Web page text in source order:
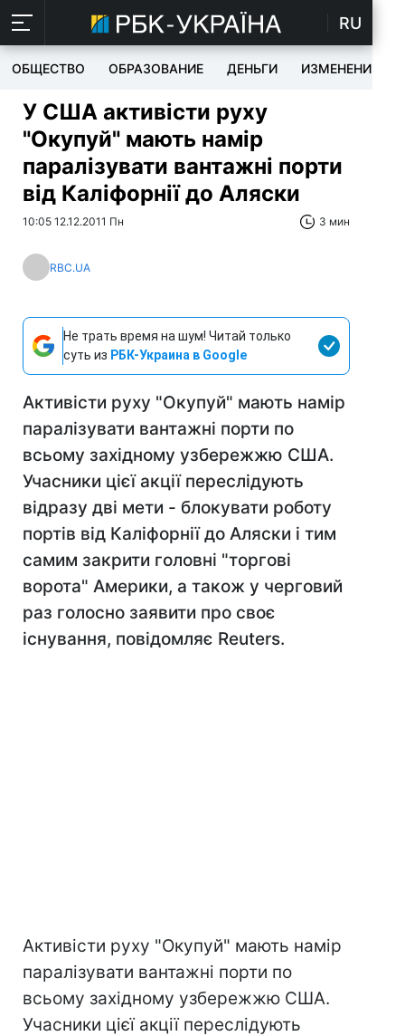
RU
ОБЩЕСТВО ОБРАЗОВАНИЕ ДЕНЬГИ ИЗМЕНЕНИЯ
У США активісти руху
"Окупуй" мають намір
паралізувати вантажні порти
від Каліфорнії до Аляски
10:05 12.12.2011 Пн 3 мин
RBC.UA
Не трать время на шум! Читай только
суть из РБК-Украина в Google
Активісти руху "Окупуй" мають намір
паралізувати вантажні порти по
всьому західному узбережжю США.
Учасники цієї акції переслідують
відразу дві мети - блокувати роботу
портів від Каліфорнії до Аляски і тим
самим закрити головні "торгові
ворота" Америки, а також у черговий
раз голосно заявити про своє
існування, повідомляє Reuters.
Активісти руху "Окупуй" мають намір
паралізувати вантажні порти по
всьому західному узбережжю США.
Учасники цієї акції переслідують